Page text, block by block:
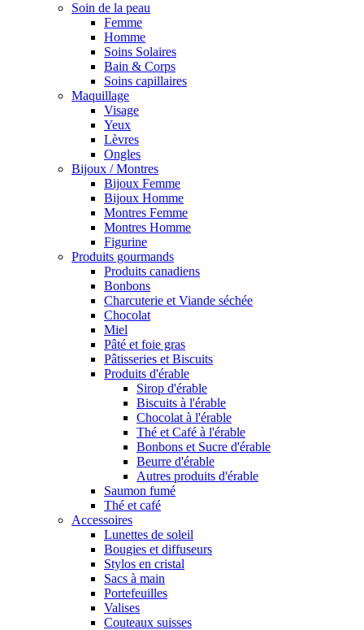
Soin de la peau
Femme
Homme
Soins Solaires
Bain & Corps
Soins capillaires
Maquillage
Visage
Yeux
Lèvres
Ongles
Bijoux / Montres
Bijoux Femme
Bijoux Homme
Montres Femme
Montres Homme
Figurine
Produits gourmands
Produits canadiens
Bonbons
Charcuterie et Viande séchée
Chocolat
Miel
Pâté et foie gras
Pâtisseries et Biscuits
Produits d'érable
Sirop d'érable
Biscuits à l'érable
Chocolat à l'érable
Thé et Café à l'érable
Bonbons et Sucre d'érable
Beurre d'érable
Autres produits d'érable
Saumon fumé
Thé et café
Accessoires
Lunettes de soleil
Bougies et diffuseurs
Stylos en cristal
Sacs à main
Portefeuilles
Valises
Couteaux suisses